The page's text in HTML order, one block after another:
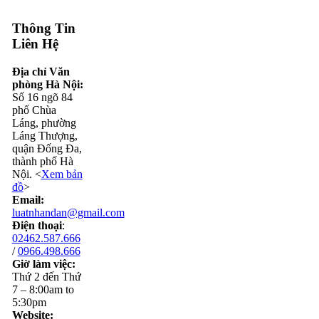
Thông Tin
Liên Hệ
Địa chỉ Văn
phòng Hà Nội:
Số 16 ngõ 84
phố Chùa
Láng, phường
Láng Thượng,
quận Đống Đa,
thành phố Hà
Nội. <Xem bản
đồ>
Email:
luatnhandan@gmail.com
Điện thoại:
02462.587.666
/0966.498.666
Giờ làm việc:
Thứ 2 đến Thứ
7 – 8:00am to
5:30pm
Website: